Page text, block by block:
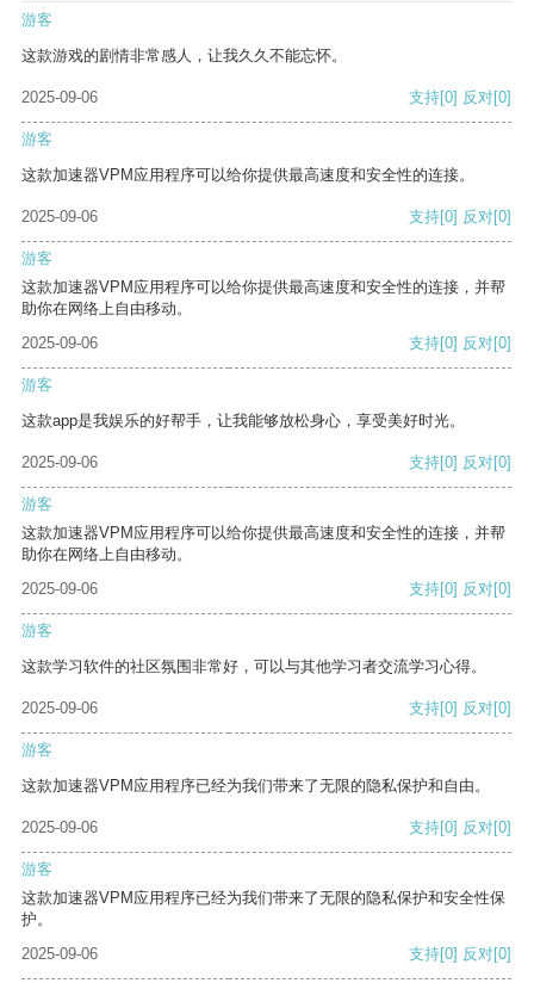
游客
这款游戏的剧情非常感人，让我久久不能忘怀。
2025-09-06 支持[0] 反对[0]
游客
这款加速器VPM应用程序可以给你提供最高速度和安全性的连接。
2025-09-06 支持[0] 反对[0]
游客
这款加速器VPM应用程序可以给你提供最高速度和安全性的连接，并帮
助你在网络上自由移动。
2025-09-06
支持[0] 反对[0]
游客
这款app是我娱乐的好帮手，让我能够放松身心，享受美好时光。
2025-09-06 支持[0] 反对[0]
游客
这款加速器VPM应用程序可以给你提供最高速度和安全性的连接，并帮
助你在网络上自由移动。
2025-09-06
支持[0] 反对[0]
游客
这款学习软件的社区氛围非常好，可以与其他学习者交流学习心得。
2025-09-06 支持[0] 反对[0]
游客
这款加速器VPM应用程序已经为我们带来了无限的隐私保护和自由。
2025-09-06 支持[0] 反对[0]
游客
这款加速器VPM应用程序已经为我们带来了无限的隐私保护和安全性保
护。
2025-09-06
支持[0] 反对[0]